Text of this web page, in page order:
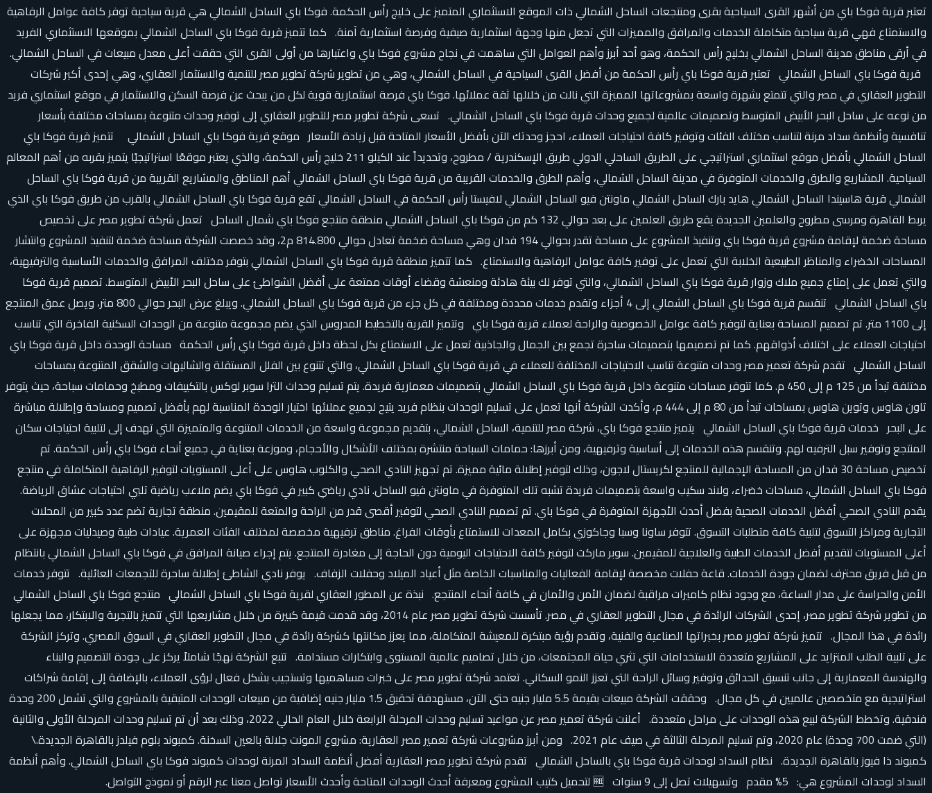
تعتبر قرية فوكا باي من أشهر القرى السياحية بقرى ومنتجعات الساحل الشمالي ذات الموقع الاستثماري المتميز على خليج رأس الحكمة. فوكا باي الساحل الشمالي هي قرية سياحية توفر كافة عوامل الرفاهية
والاستمتاع فهي قرية سياحية متكاملة الخدمات والمرافق والمميزات التي تجعل منها وجهة استثمارية صيفية وفرصة استثمارية آمنة. كما تتميز قرية فوكا باي الساحل الشمالي بموقعها الاستثماري الفريد
في أرقى مناطق مدينة الساحل الشمالي بخليج رأس الحكمة، وهو أحد أبرز وأهم العوامل التي ساهمت في نجاح مشروع فوكا باي واعتبارها من أولى القرى التي حققت أعلى معدل مبيعات في الساحل الشمالي.
قرية فوكا باي الساحل الشمالي تعتبر قرية فوكا باي رأس الحكمة من أفضل القرى السياحية في الساحل الشمالي، وهي من تطوير شركة تطوير مصر للتنمية والاستثمار العقاري، وهي إحدى أكبر شركات
التطوير العقاري في مصر والتي تتمتع بشهرة واسعة بمشروعاتها المميزة التي نالت من خلالها ثقة عملائها. فوكا باي فرصة استثمارية قوية لكل من يبحث عن فرصة السكن والاستثمار في موقع استثماري فريد
من نوعه على ساحل البحر الأبيض المتوسط ​​وتصميمات عالمية لجميع وحدات قرية فوكا باي الساحل الشمالي. تسعى شركة تطوير مصر للتطوير العقاري إلى توفير وحدات متنوعة بمساحات مختلفة بأسعار
تنافسية وأنظمة سداد مرنة لتناسب مختلف الفئات وتوفير كافة احتياجات العملاء، احجز وحدتك الآن بأفضل الأسعار المتاحة قبل زيادة الأسعار موقع قرية فوكا باي الساحل الشمالي تتميز قرية فوكا باي
الساحل الشمالي بأفضل موقع استثماري استراتيجي على الطريق الساحلي الدولي طريق الإسكندرية / مطروح، وتحديداً عند الكيلو 211 خليج رأس الحكمة، والذي يعتبر موقعًا استراتيجيًا يتميز بقربه من أهم المعالم
السياحية. المشاريع والطرق والخدمات المتوفرة في مدينة الساحل الشمالي، وأهم الطرق والخدمات القريبة من قرية فوكا باي الساحل الشمالي أهم المناطق والمشاريع القريبة من قرية فوكا باي الساحل
الشمالي قرية هاسيندا الساحل الشمالي هايد بارك الساحل الشمالي ماونتن فيو الساحل الشمالي لافيستا رأس الحكمة في الساحل الشمالي تقع قرية فوكا باي الساحل الشمالي بالقرب من طريق فوكا باي الذي
يربط القاهرة ومرسى مطروح والعلمين الجديدة يقع طريق العلمين على بعد حوالي 132 كم من فوكا باي الساحل الشمالي منطقة منتجع فوكا باي شمال الساحل تعمل شركة تطوير مصر على تخصيص
مساحة ضخمة لإقامة مشروع قرية فوكا باي وتنفيذ المشروع على مساحة تقدر بحوالي 194 فدان وهي مساحة ضخمة تعادل حوالي 814.800 م2، وقد خصصت الشركة مساحة ضخمة لتنفيذ المشروع وانتشار
المساحات الخضراء والمناظر الطبيعية الخلابة التي تعمل على توفير كافة عوامل الرفاهية والاستمتاع. كما تتميز منطقة قرية فوكا باي الساحل الشمالي بتوفر مختلف المرافق والخدمات الأساسية والترفيهية،
والتي تعمل على إمتاع جميع ملاك وزوار قرية فوكا باي الساحل الشمالي، والتي توفر لك بيئة هادئة ومنعشة وقضاء أوقات ممتعة على أفضل الشواطئ على ساحل البحر الأبيض المتوسط. تصميم قرية فوكا
باي الساحل الشمالي تنقسم قرية فوكا باي الساحل الشمالي إلى 4 أجزاء وتقدم خدمات محددة ومختلفة في كل جزء من قرية فوكا باي الساحل الشمالي. ويبلغ عرض البحر حوالي 800 متر، ويصل عمق المنتجع
إلى 1100 متر. تم تصميم المساحة بعناية لتوفير كافة عوامل الخصوصية والراحة لعملاء قرية فوكا باي وتتميز القرية بالتخطيط المدروس الذي يضم مجموعة متنوعة من الوحدات السكنية الفاخرة التي تناسب
احتياجات العملاء على اختلاف أذواقهم. كما تم تصميمها بتصميمات ساحرة تجمع بين الجمال والجاذبية تعمل على الاستمتاع بكل لحظة داخل قرية فوكا باي رأس الحكمة مساحة الوحدة داخل قرية فوكا باي
الساحل الشمالي تقدم شركة تعمير مصر وحدات متنوعة تناسب الاحتياجات المختلفة للعملاء في قرية فوكا باي الساحل الشمالي، والتي تتنوع بين الفلل المستقلة والشاليهات والشقق المتنوعة بمساحات
مختلفة تبدأ من 125 م إلى 450 م. كما تتوفر مساحات متنوعة داخل قرية فوكا باي الساحل الشمالي بتصميمات معمارية فريدة. يتم تسليم وحدات الترا سوبر لوكس بالتكييفات ومطبخ وحمامات سباحة، حيث يتوفر
تاون هاوس وتوين هاوس بمساحات تبدأ من 80 م إلى 444 م، وأكدت الشركة أنها تعمل على تسليم الوحدات بنظام فريد يتيح لجميع عملائها اختيار الوحدة المناسبة لهم بأفضل تصميم ومساحة وإطلالة مباشرة
على البحر خدمات قرية فوكا باي الساحل الشمالي يتميز منتجع فوكا باي، شركة مصر للتنمية، الساحل الشمالي، بتقديم مجموعة واسعة من الخدمات المتنوعة والمتميزة التي تهدف إلى لتلبية احتياجات سكان
المنتجع وتوفير سبل الترفيه لهم. وتنقسم هذه الخدمات إلى أساسية وترفيهية، ومن أبرزها: حمامات السباحة منتشرة بمختلف الأشكال والأحجام، وموزعة بعناية في جميع أنحاء فوكا باي رأس الحكمة. تم
تخصيص مساحة 30 فدان من المساحة الإجمالية للمنتجع لكريستال لاجون، وذلك لتوفير إطلالة مائية مميزة. تم تجهيز النادي الصحي والكلوب هاوس على أعلى المستويات لتوفير الرفاهية المتكاملة في منتجع
فوكا باي الساحل الشمالي، مساحات خضراء، ولاند سكيب واسعة بتصميمات فريدة تشبه تلك المتوفرة في ماونتن فيو الساحل. نادي رياضي كبير في فوكا باي يضم ملاعب رياضية تلبي احتياجات عشاق الرياضة.
يقدم النادي الصحي أفضل الخدمات الصحية بفضل أحدث الأجهزة المتوفرة في فوكا باي. تم تصميم النادي الصحي لتوفير أقصى قدر من الراحة والمتعة للمقيمين. منطقة تجارية تضم عدد كبير من المحلات
التجارية ومراكز التسوق لتلبية كافة متطلبات التسوق. تتوفر ساونا وسبا وجاكوزي بكامل المعدات للاستمتاع بأوقات الفراغ. مناطق ترفيهية مخصصة لمختلف الفئات العمرية. عيادات طبية وصيدليات مجهزة على
أعلى المستويات لتقديم أفضل الخدمات الطبية والعلاجية للمقيمين. سوبر ماركت لتوفير كافة الاحتياجات اليومية دون الحاجة إلى مغادرة المنتجع. يتم إجراء صيانة المرافق في فوكا باي الساحل الشمالي بانتظام
من قبل فريق محترف لضمان جودة الخدمات. قاعة حفلات مخصصة لإقامة الفعاليات والمناسبات الخاصة مثل أعياد الميلاد وحفلات الزفاف. يوفر نادي الشاطئ إطلالة ساحرة للتجمعات العائلية. تتوفر خدمات
الأمن والحراسة على مدار الساعة، مع وجود نظام كاميرات مراقبة لضمان الأمن والأمان في كافة أنحاء المنتجع. نبذة عن المطور العقاري لقرية فوكا باي الساحل الشمالي منتجع فوكا باي الساحل الشمالي
من تطوير شركة تطوير مصر، إحدى الشركات الرائدة في مجال التطوير العقاري في مصر. تأسست شركة تطوير مصر عام 2014، وقد قدمت قيمة كبيرة من خلال مشاريعها التي تتميز بالتجربة والابتكار، مما يجعلها
رائدة في هذا المجال. تتميز شركة تطوير مصر بخبراتها الصناعية والفنية، وتقدم رؤية مبتكرة للمعيشة المتكاملة، مما يعزز مكانتها كشركة رائدة في مجال التطوير العقاري في السوق المصري. وتركز الشركة
على تلبية الطلب المتزايد على المشاريع متعددة الاستخدامات التي تثري حياة المجتمعات، من خلال تصاميم عالمية المستوى وابتكارات مستدامة. تتبع الشركة نهجًا شاملاً يركز على جودة التصميم والبناء
والهندسة المعمارية إلى جانب تنسيق الحدائق وتوفير وسائل الراحة التي تعزز النمو السكاني. تعتمد شركة تطوير مصر على خبرات مساهميها وتستجيب بشكل فعال لرؤى العملاء، بالإضافة إلى إقامة شراكات
استراتيجية مع متخصصين عالميين في كل مجال. وحققت الشركة مبيعات بقيمة 5.5 مليار جنيه حتى الآن، مستهدفة تحقيق 1.5 مليار جنيه إضافية من مبيعات الوحدات المتبقية بالمشروع والتي تشمل 200 وحدة
فندقية. وتخطط الشركة لبيع هذه الوحدات على مراحل متعددة. أعلنت شركة تعمير مصر عن مواعيد تسليم وحدات المرحلة الرابعة خلال العام الحالي 2022، وذلك بعد أن تم تسليم وحدات المرحلة الأولى والثانية
(التي ضمت 700 وحدة) عام 2020، وتم تسليم المرحلة الثالثة في صيف عام 2021. ومن أبرز مشروعات شركة تعمير مصر العقارية: مشروع المونت جلالة بالعين السخنة. كمبوند بلوم فيلدز بالقاهرة الجديدة.\
كمبوند ذا فيوز بالقاهرة الجديدة. نظام السداد لوحدات قرية فوكا باي بالساحل الشمالي تقدم شركة تطوير مصر العقارية أفضل أنظمة السداد المرنة لوحدات كمبوند فوكا باي الساحل الشمالي. وأهم أنظمة
السداد لوحدات المشروع هي: 5% مقدم وتسهيلات تصل إلى 9 سنوات 🆓 لتحميل كتيب المشروع ومعرفة أحدث الوحدات المتاحة وأحدث الأسعار تواصل معنا عبر الرقم أو نموذج التواصل.